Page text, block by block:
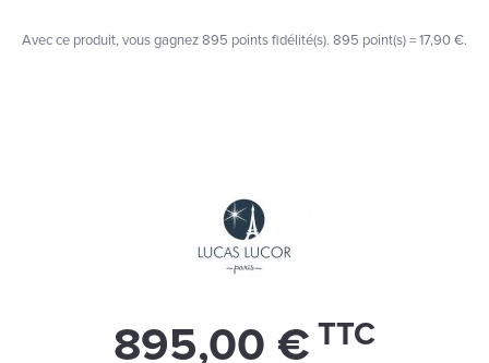
Avec ce produit, vous gagnez895 points fidélité(s). 895 point(s) =17,90 €.
895,00 € TTC